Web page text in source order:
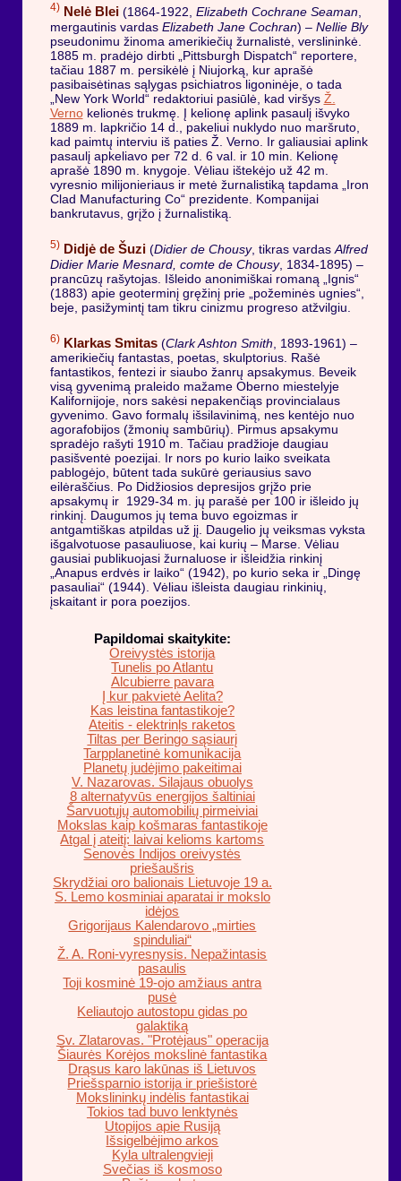
4) Nelė Blei(1864-1922, Elizabeth Cochrane Seaman,
mergautinis vardas Elizabeth Jane Cochran) – Nellie Bly
pseudonimu žinoma amerikiečių žurnalistė, verslininkė.
1885 m. pradėjo dirbti „Pittsburgh Dispatch“ reportere,
tačiau 1887 m. persikėlė į Niujorką, kur aprašė
pasibaisėtinas sąlygas psichiatros ligoninėje, o tada
„New York World“ redaktoriui pasiūlė, kad viršys Ž.
Vernokelionės trukmę. Į kelionę aplink pasaulį išvyko
1889 m. lapkričio 14 d., pakeliui nuklydo nuo maršruto,
kad paimtų interviu iš paties Ž. Verno. Ir galiausiai aplink
pasaulį apkeliavo per 72 d. 6 val. ir 10 min. Kelionę
aprašė 1890 m. knygoje. Vėliau ištekėjo už 42 m.
vyresnio milijonieriaus ir metė žurnalistiką tapdama „Iron
Clad Manufacturing Co“ prezidente. Kompanijai
bankrutavus, grįžo į žurnalistiką.
5) Didjė de Šuzi(Didier de Chousy, tikras vardas Alfred
Didier Marie Mesnard, comte de Chousy, 1834-1895) –
prancūzų rašytojas. Išleido anonimiškai romaną „Ignis“
(1883) apie geoterminį gręžinį prie „požeminės ugnies“,
beje, pasižymintį tam tikru cinizmu progreso atžvilgiu.
6) Klarkas Smitas(Clark Ashton Smith , 1893-1961) –
amerikiečių fantastas, poetas, skulptorius. Rašė
fantastikos, fentezi ir siaubo žanrų apsakymus. Beveik
visą gyvenimą praleido mažame Oberno miestelyje
Kalifornijoje, nors sakėsi nepakenčiąs provincialaus
gyvenimo. Gavo formalų išsilavinimą, nes kentėjo nuo
agorafobijos (žmonių sambūrių). Pirmus apsakymu
spradėjo rašyti 1910 m. Tačiau pradžioje daugiau
pasišventė poezijai. Ir nors po kurio laiko sveikata
pablogėjo, būtent tada sukūrė geriausius savo
eilėraščius. Po Didžiosios depresijos grįžo prie
apsakymų ir 1929-34 m. jų parašė per 100 ir išleido jų
rinkinį. Daugumos jų tema buvo egoizmas ir
antgamtiškas atpildas už jį. Daugelio jų veiksmas vyksta
išgalvotuose pasauliuose, kai kurių – Marse. Vėliau
gausiai publikuojasi žurnaluose ir išleidžia rinkinį
„Anapus erdvės ir laiko“ (1942), po kurio seka ir „Dingę
pasauliai“ (1944). Vėliau išleista daugiau rinkinių,
įskaitant ir pora poezijos.
Papildomai skaitykite:
Oreivystės istorija
Tunelis po Atlantu
Alcubierre pavara
Į kur pakvietė Aelita?
Kas leistina fantastikoje?
Ateitis - elektrinļs raketos
Tiltas per Beringo sąsiaurį
Tarpplanetinė komunikacija
Planetų judėjimo pakeitimai
V. Nazarovas. Silajaus obuolys
8 alternatyvūs energijos šaltiniai
Šarvuotųjų automobilių pirmeiviai
Mokslas kaip košmaras fantastikoje
Atgal į ateitį: laivai kelioms kartoms
Senovės Indijos oreivystės
priešaušris
Skrydžiai oro balionais Lietuvoje 19 a.
S. Lemo kosminiai aparatai ir mokslo
idėjos
Grigorijaus Kalendarovo „mirties
spinduliai“
Ž. A. Roni-vyresnysis. Nepažintasis
pasaulis
Toji kosminė 19-ojo amžiaus antra
pusė
Keliautojo autostopu gidas po
galaktiką
Sv. Zlatarovas. "Protėjaus" operacija
Šiaurės Korėjos mokslinė fantastika
Drąsus karo lakūnas iš Lietuvos
Priešsparnio istorija ir priešistorė
Mokslininkų indėlis fantastikai
Tokios tad buvo lenktynės
Utopijos apie Rusiją
Išsigelbėjimo arkos
Kyla ultralengvieji
Svečias iš kosmoso